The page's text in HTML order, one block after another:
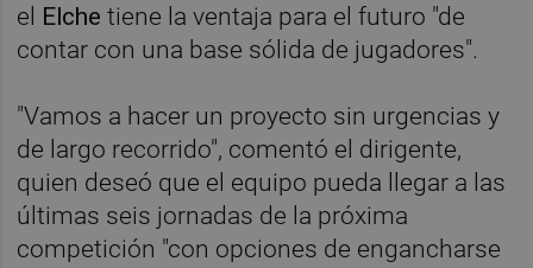
el Elche tiene la ventaja para el futuro "de
contar con una base sólida de jugadores".
"Vamos a hacer un proyecto sin urgencias y
de largo recorrido", comentó el dirigente,
quien deseó que el equipo pueda llegar a las
últimas seis jornadas de la próxima
competición "con opciones de engancharse